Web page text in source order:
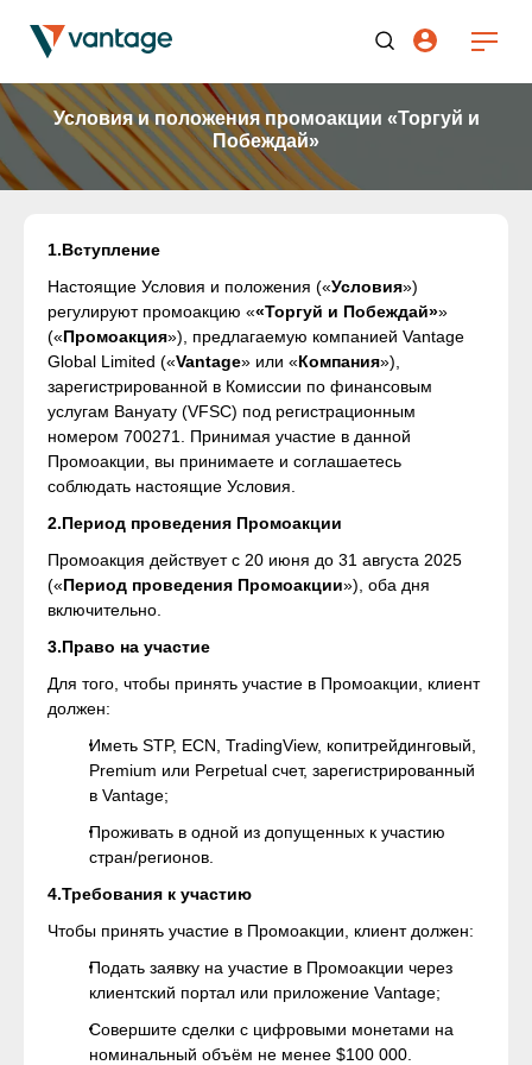
Условия и положения промоакции «Торгуй и
Побеждай»
1.Вступление
Настоящие Условия и положения («Условия»)
регулируют промоакцию ««Торгуй и Побеждай»»
(«Промоакция»), предлагаемую компанией Vantage
Global Limited («Vantage» или «Компания»),
зарегистрированной в Комиссии по финансовым
услугам Вануату (VFSC) под регистрационным
номером 700271. Принимая участие в данной
Промоакции, вы принимаете и соглашаетесь
соблюдать настоящие Условия.
2.Период проведения Промоакции
Промоакция действует с 20 июня до 31 августа 2025
(«Период проведения Промоакции»), оба дня
включительно.
3.Право на участие
Для того, чтобы принять участие в Промоакции, клиент
должен:
Иметь STP, ECN, TradingView, копитрейдинговый,
Premium или Perpetual счет, зарегистрированный
в Vantage;
Проживать в одной из допущенных к участию
стран/регионов.
4.Требования к участию
Чтобы принять участие в Промоакции, клиент должен:
Подать заявку на участие в Промоакции через
клиентский портал или приложение Vantage;
Совершите сделки с цифровыми монетами на
номинальный объём не менее $100 000.